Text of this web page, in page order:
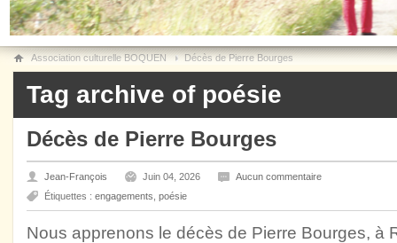
Association culturelle BOQUEN Décès de Pierre Bourges
Tag archive of poésie
Décès de Pierre Bourges
Jean-François Juin 04, 2026
Aucun commentaire
Étiquettes : engagements poésie
Nous apprenons le décès de Pierre Bourges, à